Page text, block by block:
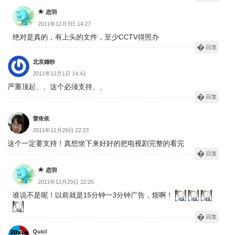
恋羽
2011年12月3日 14:27
绝对是真的，有上头的文件，至少CCTV得照办
回复
北京婚纱
2011年12月1日 14:41
严重顶起、、这个必须支持、、
回复
雷依依
2011年11月29日 22:23
这个一定要支持！真想坐下来好好的把电视剧完整的看完
回复
恋羽
2011年11月29日 22:25
谁说不是呢！以前就是15分钟一3分钟广告，烦啊！
回复
Quicl